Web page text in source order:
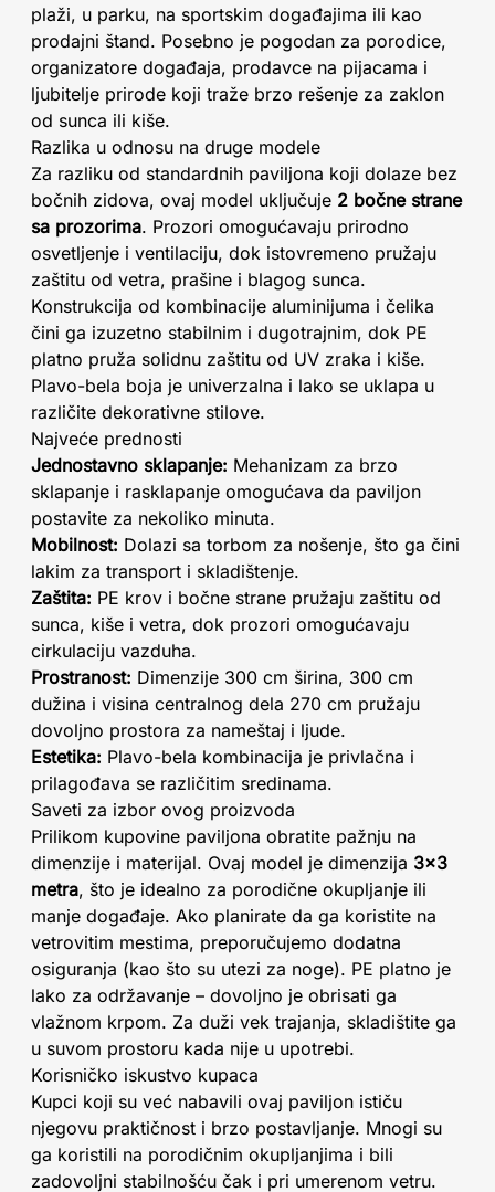
plaži, u parku, na sportskim događajima ili kao
prodajni štand. Posebno je pogodan za porodice,
organizatore događaja, prodavce na pijacama i
ljubitelje prirode koji traže brzo rešenje za zaklon
od sunca ili kiše.
Razlika u odnosu na druge modele
Za razliku od standardnih paviljona koji dolaze bez
bočnih zidova, ovaj model uključuje 2 bočne strane
sa prozorima. Prozori omogućavaju prirodno
osvetljenje i ventilaciju, dok istovremeno pružaju
zaštitu od vetra, prašine i blagog sunca.
Konstrukcija od kombinacije aluminijuma i čelika
čini ga izuzetno stabilnim i dugotrajnim, dok PE
platno pruža solidnu zaštitu od UV zraka i kiše.
Plavo-bela boja je univerzalna i lako se uklapa u
različite dekorativne stilove.
Najveće prednosti
Jednostavno sklapanje: Mehanizam za brzo
sklapanje i rasklapanje omogućava da paviljon
postavite za nekoliko minuta.
Mobilnost: Dolazi sa torbom za nošenje, što ga čini
lakim za transport i skladištenje.
Zaštita: PE krov i bočne strane pružaju zaštitu od
sunca, kiše i vetra, dok prozori omogućavaju
cirkulaciju vazduha.
Prostranost: Dimenzije 300 cm širina, 300 cm
dužina i visina centralnog dela 270 cm pružaju
dovoljno prostora za nameštaj i ljude.
Estetika: Plavo-bela kombinacija je privlačna i
prilagođava se različitim sredinama.
Saveti za izbor ovog proizvoda
Prilikom kupovine paviljona obratite pažnju na
dimenzije i materijal. Ovaj model je dimenzija 3x3
metra, što je idealno za porodične okupljanje ili
manje događaje. Ako planirate da ga koristite na
vetrovitim mestima, preporučujemo dodatna
osiguranja (kao što su utezi za noge). PE platno je
lako za održavanje – dovoljno je obrisati ga
vlažnom krpom. Za duži vek trajanja, skladištite ga
u suvom prostoru kada nije u upotrebi.
Korisničko iskustvo kupaca
Kupci koji su već nabavili ovaj paviljon ističu
njegovu praktičnost i brzo postavljanje. Mnogi su
ga koristili na porodičnim okupljanjima i bili
zadovoljni stabilnošću čak i pri umerenom vetru.